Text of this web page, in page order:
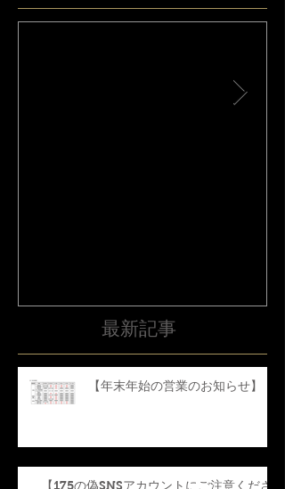
最新記事
【年末年始の営業のお知らせ】
【175の偽SNSアカウントにご注意くださ